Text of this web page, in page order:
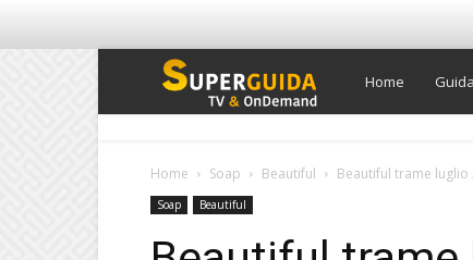
Super
Home
Home Soap Beautiful Beautiful trame
Soap Beautiful